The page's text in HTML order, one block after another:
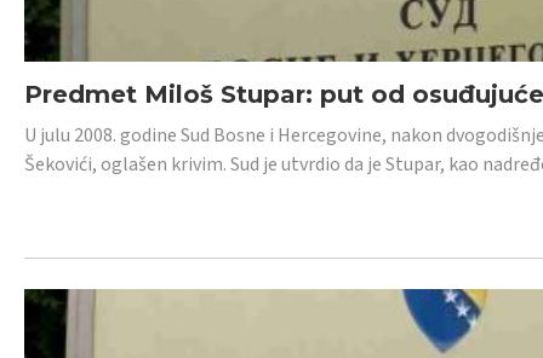
Predmet Miloš Stupar: put od
U julu 2008. godine Sud Bosne i Hercegovine, nakon
Šekovići, oglašen krivim. Sud je utvrdio da je Stupar, kao